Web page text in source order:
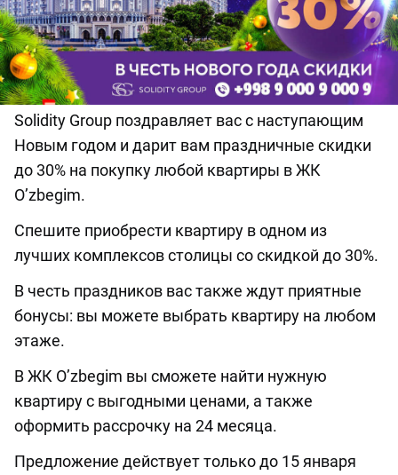
Solidity Group поздравляет вас с наступающим
Новым годом и дарит вам праздничные скидки
до 30% на покупку любой квартиры в ЖК
O’zbegim.
Спешите приобрести квартиру в одном из
лучших комплексов столицы со скидкой до 30%.
В честь праздников вас также ждут приятные
бонусы: вы можете выбрать квартиру на любом
этаже.
В ЖК O’zbegim вы сможете найти нужную
квартиру с выгодными ценами, а также
оформить рассрочку на 24 месяца.
Предложение действует только до 15 января